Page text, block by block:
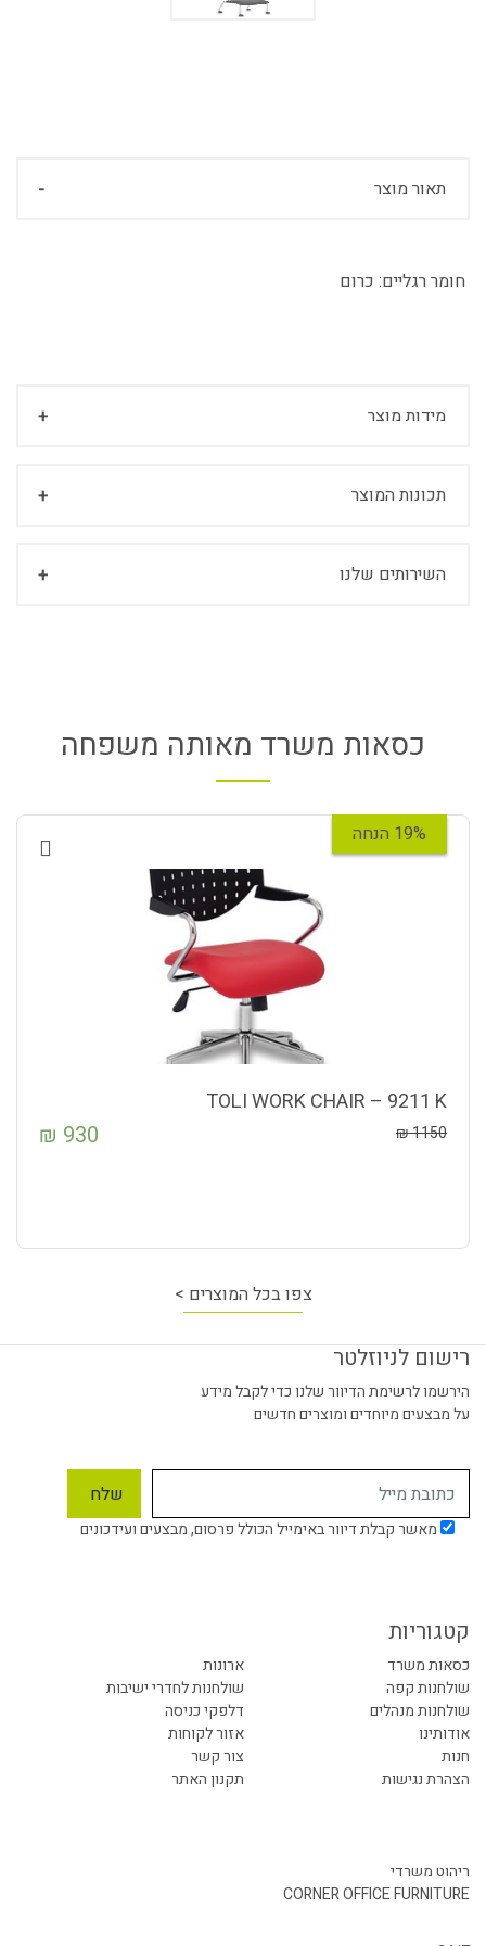
תאור מוצר
חומר רגליים: כרום
מידות מוצר
תכונות המוצר
השירותים שלנו
כסאות משרד מאותה משפחה
19% הנחה
TOLI WORK CHAIR – 9211 K
1150
₪
930
₪
צפו בכל המוצרים >
רישום לניוזלטר
הירשמו לרשימת הדיוור שלנו כדי לקבל מידע
על מבצעים מיוחדים ומוצרים חדשים
מאשר קבלת דיוור באימייל הכולל פרסום, מבצעים ועידכונים
קטגוריות
כסאות משרד
ארונות
שולחנות קפה
שולחנות לחדרי ישיבות
שולחנות מנהלים
דלפקי כניסה
אודותינו
אזור לקוחות
חנות
צור קשר
הצהרת נגישות
תקנון האתר
ריהוט משרדי
CORNER OFFICE FURNITURE